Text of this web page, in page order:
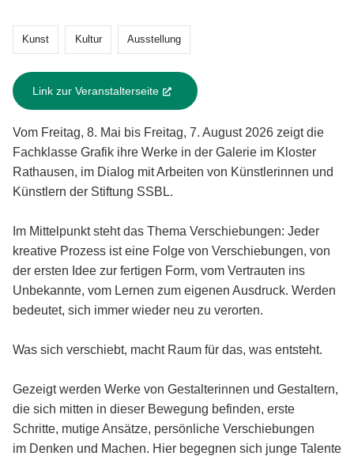
Kunst Kultur Ausstellung
Link zur Veranstalterseite (External Link)
Vom Freitag, 8. Mai bis Freitag, 7. August 2026 zeigt die
Fachklasse Grafik ihre Werke in der Galerie im Kloster
Rathausen, im Dialog mit Arbeiten von Künstlerinnen und
Künstlern der Stiftung SSBL.
Im Mittelpunkt steht das Thema Verschiebungen: Jeder
kreative Prozess ist eine Folge von Verschiebungen, von
der ersten Idee zur fertigen Form, vom Vertrauten ins
Unbekannte, vom Lernen zum eigenen Ausdruck. Werden
bedeutet, sich immer wieder neu zu verorten.
Was sich verschiebt, macht Raum für das, was entsteht.
Gezeigt werden Werke von Gestalterinnen und Gestaltern,
die sich mitten in dieser Bewegung befinden, erste
Schritte, mutige Ansätze, persönliche Verschiebungen
im Denken und Machen. Hier begegnen sich junge Talente